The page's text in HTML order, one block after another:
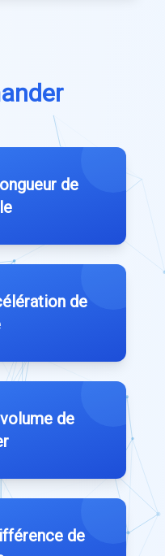
de
de
de
de